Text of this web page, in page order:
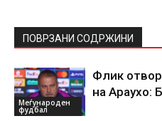
ПОВРЗАНИ СОДРЖИНИ
Меѓународен
фудбал
Флик
на Араухо: